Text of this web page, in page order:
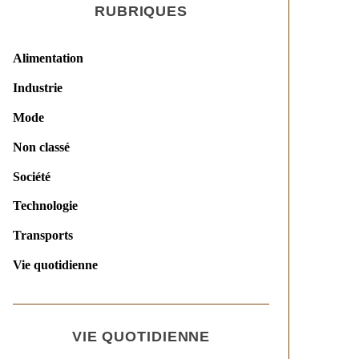
RUBRIQUES
Alimentation
Industrie
Mode
Non classé
Société
Technologie
Transports
Vie quotidienne
VIE QUOTIDIENNE